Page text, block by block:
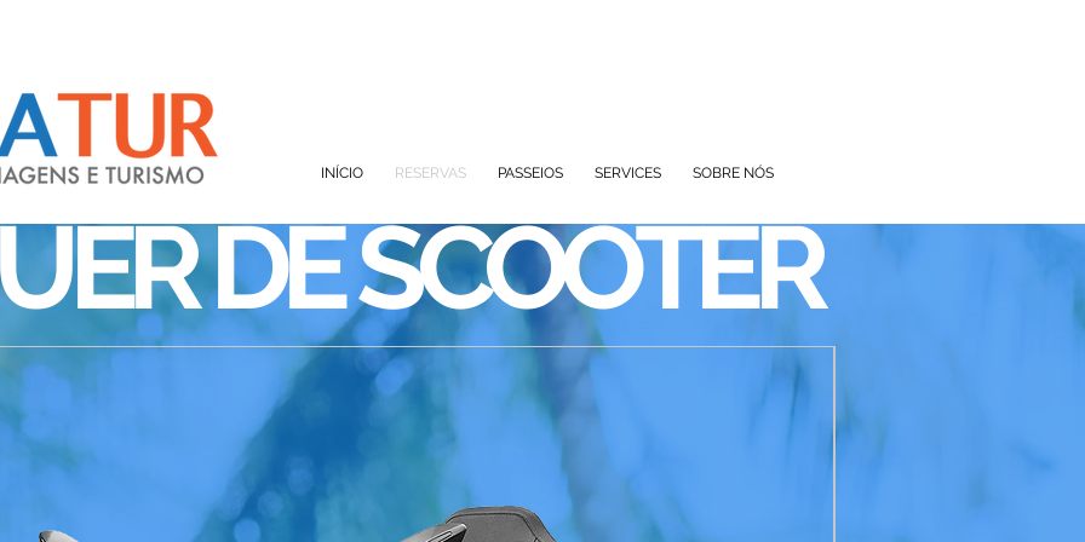
INÍCIO RESERVAS PASSEIOS SERVICES SOBRE NÓS
DE SCOOTER